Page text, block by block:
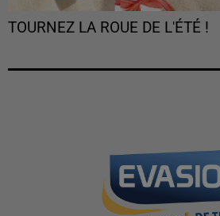
TOURNEZ LA ROUE DE L'ÉTÉ !